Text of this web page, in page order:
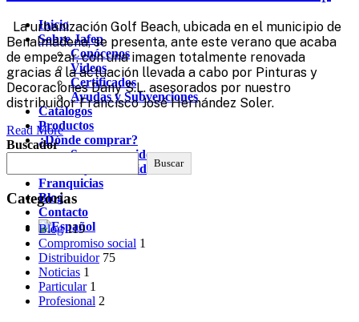
Inicio
Sobre Jafep
Conócenos
Videos
Certificados
Ayudas y Subvenciones
Catálogos
Productos
¿Dónde comprar?
Soy consumidor
Soy distribuidor
Franquicias
Blog
Contacto
La urbanización Golf Beach, ubicada en el municipio de
Benalmádena, se presenta, ante este verano que acaba
de empezar, con una imagen totalmente renovada
gracias a la actuación llevada a cabo por Pinturas y
Decoraciones Dany S.L. asesorados por nuestro
distribuidor Francisco José Hernández Soler.
Read More
Buscador
Buscar
Categorias
Blog 119
Compromiso social 1
Distribuidor 75
Noticias 1
Particular 1
Profesional 2